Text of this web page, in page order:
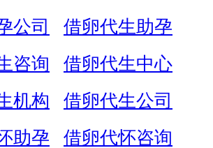
公司
借卵代生助孕
咨询
借卵代生中心
机构
借卵代生公司
助孕
借卵代怀咨询